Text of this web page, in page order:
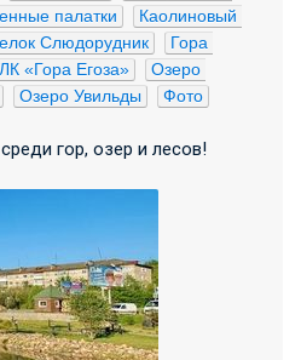
палатки
Каолиновый
Слюдорудник
Гора
«Гора Егоза»
Озеро
Озеро Увильды
Фото
гор, озер и лесов!